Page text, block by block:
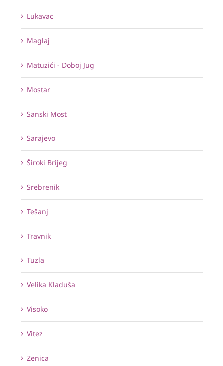
Lukavac
Maglaj
Matuzići - Doboj Jug
Mostar
Sanski Most
Sarajevo
Široki Brijeg
Srebrenik
Tešanj
Travnik
Tuzla
Velika Kladuša
Visoko
Vitez
Zenica